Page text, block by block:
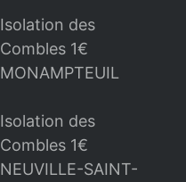
Isolation des
Combles 1€
MONAMPTEUIL
Isolation des
Combles 1€
NEUVILLE-SAINT-